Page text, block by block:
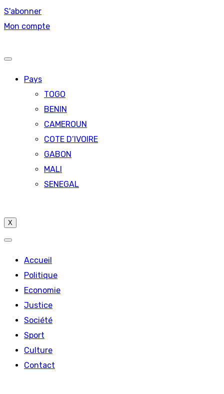
S'abonner
Mon compte
Pays
TOGO
BENIN
CAMEROUN
COTE D’IVOIRE
GABON
MALI
SENEGAL
X
Accueil
Politique
Economie
Justice
Société
Sport
Culture
Contact